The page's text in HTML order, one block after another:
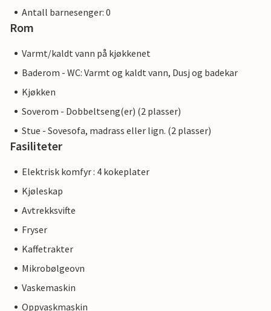
Antall barnesenger: 0
Rom
Varmt/kaldt vann på kjøkkenet
Baderom - WC: Varmt og kaldt vann, Dusj og badekar
Kjøkken
Soverom - Dobbeltseng(er) (2 plasser)
Stue - Sovesofa, madrass eller lign. (2 plasser)
Fasiliteter
Elektrisk komfyr : 4 kokeplater
Kjøleskap
Avtrekksvifte
Fryser
Kaffetrakter
Mikrobølgeovn
Vaskemaskin
Oppvaskmaskin